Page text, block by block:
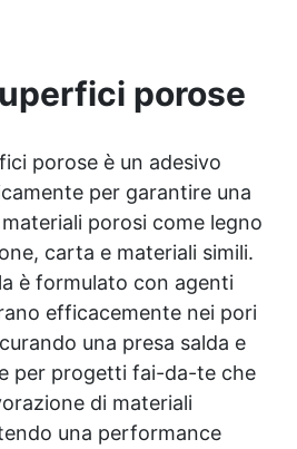
basta una sola mano
porose
porose è un adesivo
per garantire una
porosi come legno
carta e materiali simili.
è formulato con agenti
efficacemente nei pori
una presa salda e
per progetti fai-da-te che
di materiali
una performance